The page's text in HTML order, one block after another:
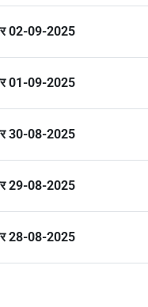
02-09-2025
01-09-2025
30-08-2025
29-08-2025
28-08-2025